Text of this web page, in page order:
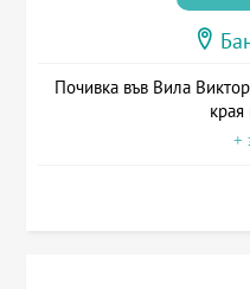
Почивка във Вила
края
+